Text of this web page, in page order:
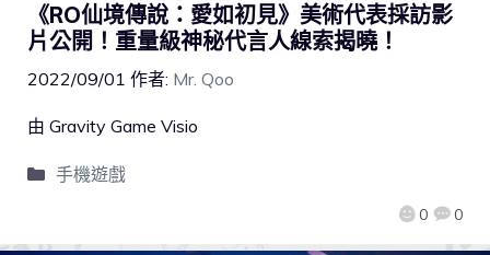
《RO仙境傳說：愛如初見》美術代表採訪影
片公開！重量級神秘代言人線索揭曉！
2022/09/01 作者: Mr. Qoo
0 0
由 Gravity Game Visio
手機遊戲